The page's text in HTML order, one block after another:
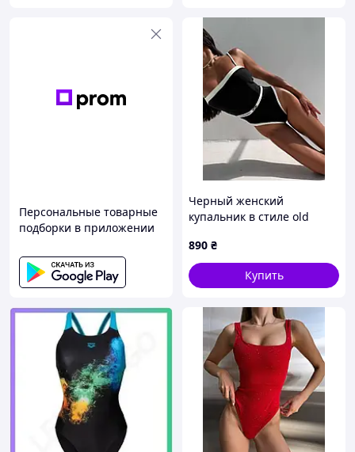
Персональные товарные
подборки в приложении
Черный женский
купальник в стиле old
890 ₴
Купить